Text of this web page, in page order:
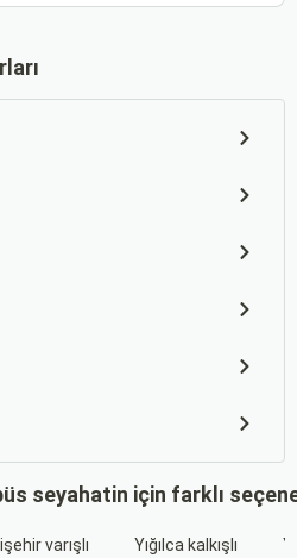
seyahatin için farklı
varışlı Yığılca kalkışlı